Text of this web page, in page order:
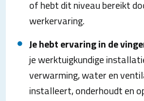
of hebt dit niveau bereikt
werkervaring.
Je hebt ervaring in de
je werktuigkundige
verwarming, water en
installeert, onderhoudt en